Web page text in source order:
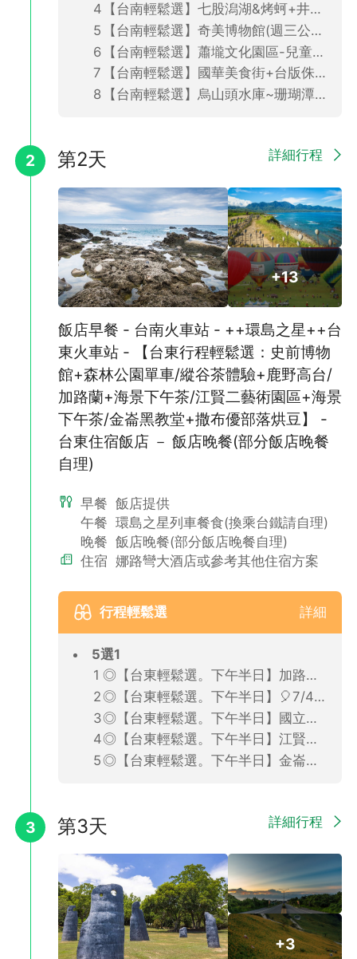
【台南輕鬆選】七股潟湖&烤蚵+井仔腳瓦盤鹽田+故宮南院(週一公休)。(有價差)
【台南輕鬆選】奇美博物館(週三公休)+水社交園區(週一、二休館)+藍晒圖文創園區+神農街。(有價差)
【台南輕鬆選】蕭壠文化園區-兒童遊戲館(週一&二公休)+老塘湖藝術村+安平老街。(有價差)
【台南輕鬆選】國華美食街+台版侏儸紀公園(週三公休)+頑皮世界。(有價差)
【台南輕鬆選】烏山頭水庫~珊瑚潭水上風光+龍貓公車彩繪村。(有價差)
2 第2天 詳細行程
+13
飯店早餐 - 台南火車站 - ++環島之星++台
東火車站 - 【台東行程輕鬆選：史前博物
館+森林公園單車/縱谷茶體驗+鹿野高台/
加路蘭+海景下午茶/江賢二藝術園區+海景
下午茶/金崙黑教堂+撒布優部落烘豆】 -
台東住宿飯店 － 飯店晚餐(部分飯店晚餐
自理)
早餐 飯店提供
午餐 環島之星列車餐食(換乘台鐵請自理)
晚餐 飯店晚餐(部分飯店晚餐自理)
住宿 娜路彎大酒店或參考其他住宿方案
行程輕鬆選 詳細
5選1
◎【台東輕鬆選。下午半日】加路蘭+悠閒海景下午茶半日遊(2人成行．不含餐)
◎【台東輕鬆選。下午半日】🎈7/4-8/20熱氣球嘉年華🎈縱谷茶體驗+鹿野高台半日遊(2人成行．不含餐)
◎【台東輕鬆選。下午半日】國立史前博物館+森林公園騎單車半日遊(2人成行．不含餐)
◎【台東輕鬆選。下午半日】江賢二藝術園區+願井民宿海景下午茶半日遊(4人成行．不含餐)
◎【台東輕鬆選。下午半日】金崙聖諾瑟天主堂+撒布優烘豆體驗半日遊(4人成行．不含餐)
3 第3天 詳細行程
+3